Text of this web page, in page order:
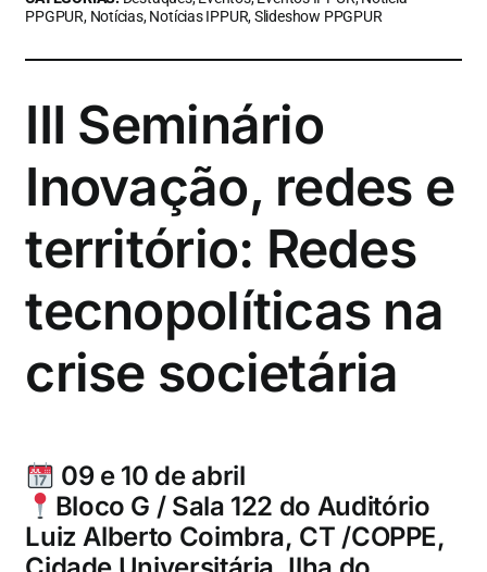
PPGPUR, Notícias, Notícias IPPUR, Slideshow PPGPUR
III Seminário
Inovação, redes e
território: Redes
tecnopolíticas na
crise societária
09 e 10 de abril
Bloco G / Sala 122 do Auditório
Luiz Alberto Coimbra, CT /COPPE,